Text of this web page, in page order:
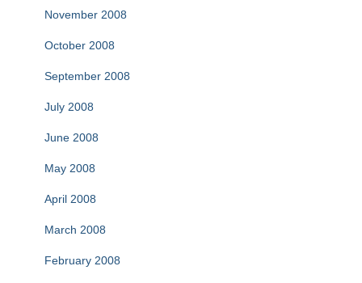
November 2008
October 2008
September 2008
July 2008
June 2008
May 2008
April 2008
March 2008
February 2008